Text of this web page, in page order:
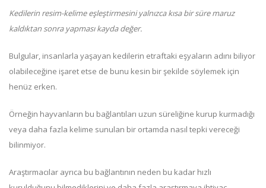
Kedilerin resim-kelime eşleştirmesini yalnızca kısa bir süre maruz
kaldıktan sonra yapması kayda değer.
Bulgular, insanlarla yaşayan kedilerin etraftaki eşyaların adını biliyor
olabileceğine işaret etse de bunu kesin bir şekilde söylemek için
henüz erken.
Örneğin hayvanların bu bağlantıları uzun süreliğine kurup kurmadığı
veya daha fazla kelime sunulan bir ortamda nasıl tepki vereceği
bilinmiyor.
Araştırmacılar ayrıca bu bağlantının neden bu kadar hızlı